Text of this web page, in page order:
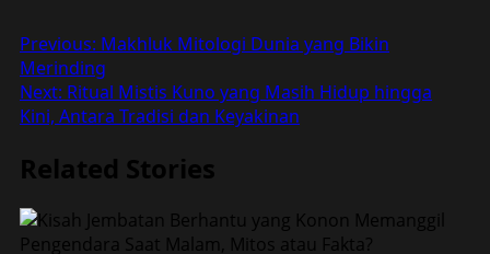
Post
navigation
Previous: Makhluk Mitologi Dunia yang Bikin
Merinding
Next: Ritual Mistis Kuno yang Masih Hidup hingga
Kini, Antara Tradisi dan Keyakinan
Related Stories